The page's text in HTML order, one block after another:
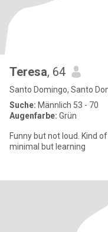
Teresa, 64
Santo Domingo, Santo
Suche: Männlich 53 - 70
Augenfarbe: Grün
Funny but not loud. Kind
minimal but learning